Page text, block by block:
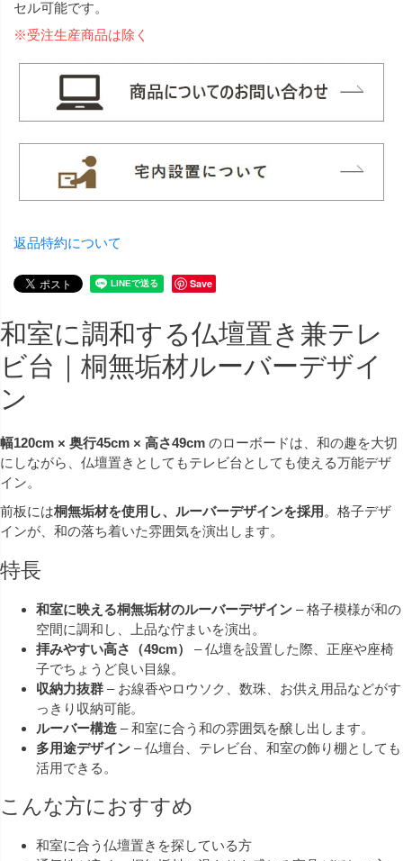
セル可能です。
※受注生産商品は除く
返品特約について
Save
和室に調和する仏壇置き兼テレ
ビ台｜桐無垢材ルーバーデザイ
ン
幅120cm × 奥行45cm × 高さ49cm のローボードは、和の趣を大切
にしながら、仏壇置きとしてもテレビ台としても使える万能デザ
イン。
前板には桐無垢材を使用し、ルーバーデザインを採用 。格子デザ
インが、和の落ち着いた雰囲気を演出します。
特長
和室に映える桐無垢材のルーバーデザイン – 格子模様が和の
空間に調和し、上品な佇まいを演出。
拝みやすい高さ（49cm）
– 仏壇を設置した際、正座や座椅
子でちょうど良い目線。
収納力抜群 – お線香やロウソク、数珠、お供え用品などがす
っきり収納可能。
ルーバー構造 – 和室に合う和の雰囲気を醸し出します。
多用途デザイン – 仏壇台、テレビ台、和室の飾り棚としても
活用できる。
こんな方におすすめ
和室に合う仏壇置きを探している方